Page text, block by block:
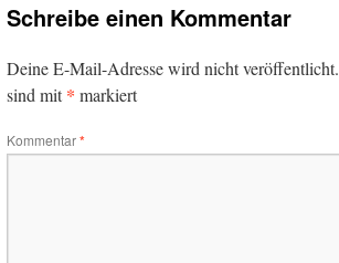
Schreibe einen Kommentar
Deine E-Mail-Adresse wird nicht veröffentlicht.
sind mit* markiert
Kommentar*